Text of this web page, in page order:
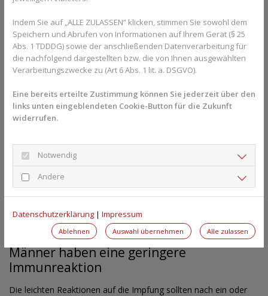
Expertinnen aus Ihrer Region beraten Sie
gerne. Hier gelangen Sie zur Expertensuche.
Reaktionen häufiger bei Frauen zwischen
18 und 64
Diese Reaktionen auf die Impfung treten meist innerhalb von
sieben Tagen nach der Grippeimpfung auf. Unter anderem kann
außerdem Fieber und Schmerzen der Muskeln. Das höchste
Risiko für Reaktionen auf die Impfung gegen Influenza hatten
Frauen zwischen 18 und 64 Jahren. Bei Frauen ab 65 und bei
Männern war das Risiko nicht so hoch. Das Risiko für schwere
bei Männern. Dazu gehören Ausschläge, Ödeme,
Atembeschwerden oder ein allergischer Schock.
Männer haben eine geringere
Immunreaktion
Die leichten Reaktionen auf die Impfung sollten nach ein oder
Indem Sie auf „ALLE ZULASSEN“ klicken, stimmen Sie sowohl dem
Speichern und Abrufen von Informationen auf Ihrem Gerät (§ 25
Abs. 1 TDDDG) sowie der anschließenden Datenverarbeitung für
die nachfolgend dargestellten bzw. die von Ihnen ausgewählten
Verarbeitungszwecke zu (Art 6 Abs. 1 lit. a. DSGVO).
Eine bereits erteilte Zustimmung können Sie jederzeit über den
links unten eingeblendeten Cookie-Button für die Zukunft
widerrufen.
Notwendig
Andere
Datenschutzerklärung | Impressum
Ablehnen Auswahl übernehmen Alle zulassen